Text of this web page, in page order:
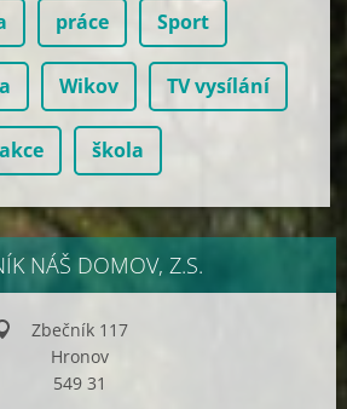
práce Sport
Wikov TV vysílání
akce škola
NÁŠ DOMOV, Z.S.
Zbečník 117
Hronov
549 31